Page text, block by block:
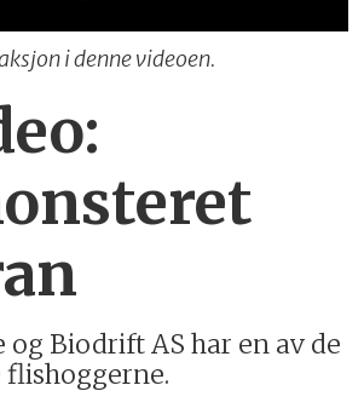
i denne videoen.
og Biodrift AS har en av de